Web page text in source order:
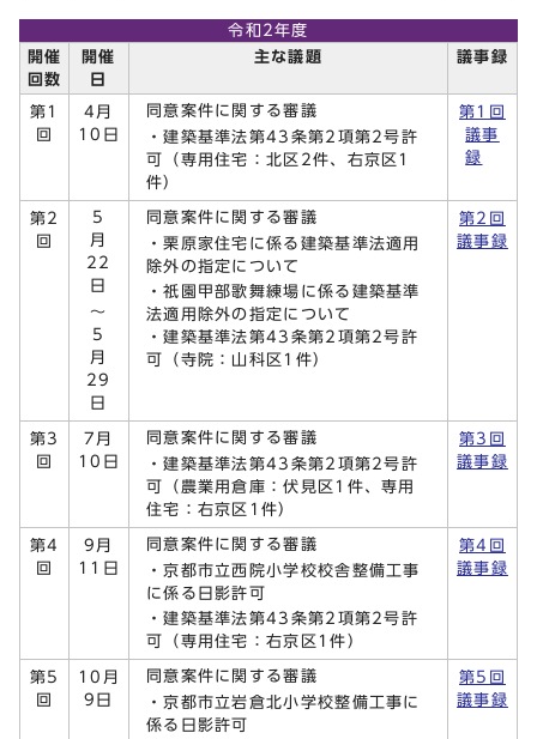
令和2年度
開催
回数
開催
日
主な議題 議事録
第1
回
4月
10日
同意案件に関する審議
・建築基準法第43条第2項第2号許
可（専用住宅：北区2件、右京区1
件）
第1回
議事
録
第2
回
5
月
22
日
～
5
月
29
日
同意案件に関する審議
・栗原家住宅に係る建築基準法適用
除外の指定について
・祇園甲部歌舞練場に係る建築基準
法適用除外の指定について
・建築基準法第43条第2項第2号許
可（寺院：山科区1件）
第2回
議事録
第3
回
7月
10日
同意案件に関する審議
・建築基準法第43条第2項第2号許
可（農業用倉庫：伏見区1件、専用
住宅：右京区1件）
第3回
議事録
第4
回
9月
11日
同意案件に関する審議
・京都市立西院小学校校舎整備工事
に係る日影許可
・建築基準法第43条第2項第2号許
可（専用住宅：右京区1件）
第4回
議事録
第5
回
10月
9日
同意案件に関する審議
・京都市立岩倉北小学校整備工事に
係る日影許可
第5回
議事録